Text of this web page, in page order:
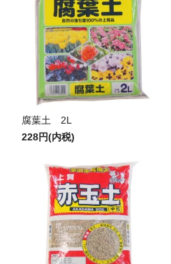
腐葉土 2L
228円(内税)